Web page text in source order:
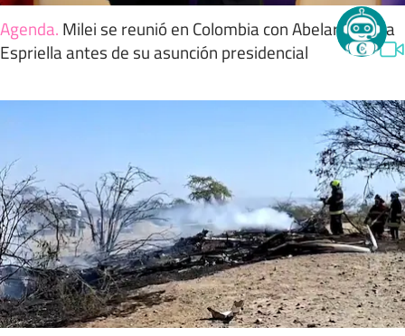
Agenda. Milei se reunió en Colombia con Abelardo de la
Espriella antes de su asunción presidencial